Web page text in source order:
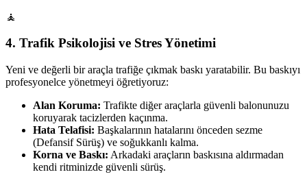
🧘
4. Trafik Psikolojisi ve Stres Yönetimi
Yeni ve değerli bir araçla trafiğe çıkmak baskı yaratabilir. Bu baskıyı
profesyonelce yönetmeyi öğretiyoruz:
Alan Koruma: Trafikte diğer araçlarla güvenli balonunuzu
koruyarak tacizlerden kaçınma.
Hata Telafisi: Başkalarının hatalarını önceden sezme
(Defansif Sürüş) ve soğukkanlı kalma.
Korna ve Baskı: Arkadaki araçların baskısına aldırmadan
kendi ritminizde güvenli sürüş.